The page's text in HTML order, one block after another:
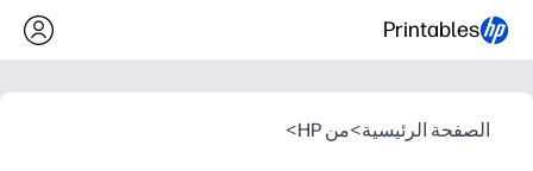
Printables
الصفحة الرئيسية>من HP >